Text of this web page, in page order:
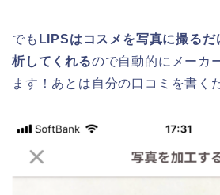
でも LIPSはコスメを写真に撮る
析してくれるので自動的にメーカ
ます！あとは自分の口コミを書く